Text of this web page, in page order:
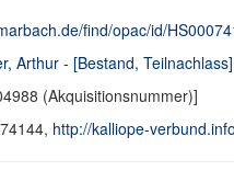
find/opac/id/
Arthur - [Bestand, Teilnachlass]
(Akquisitionsnummer)]
http://kalliope-